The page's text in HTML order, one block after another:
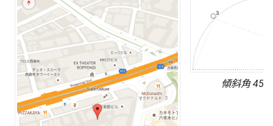
傾斜角 45